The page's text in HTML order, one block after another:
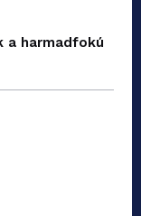
a harmadfokú